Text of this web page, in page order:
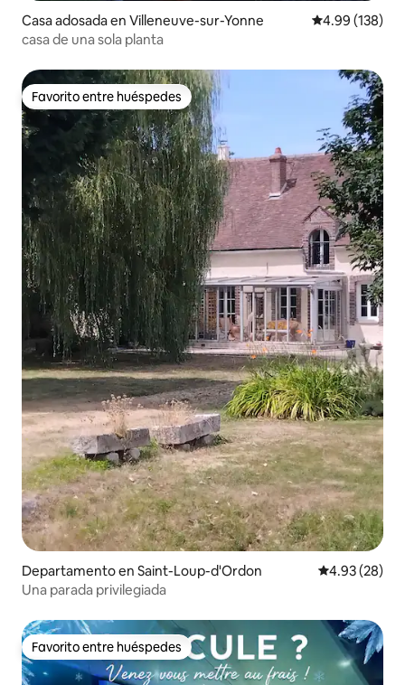
Casa adosada en Villeneuve-sur-Yonne Calificación
4.99 (138)
casa de una sola planta
Favorito entre huéspedes
Favorito entre huéspedes
Departamento en Saint-Loup-d'Ordon Calificación
4.93 (28)
Una parada privilegiada
Favorito entre huéspedes
Favorito entre huéspedes